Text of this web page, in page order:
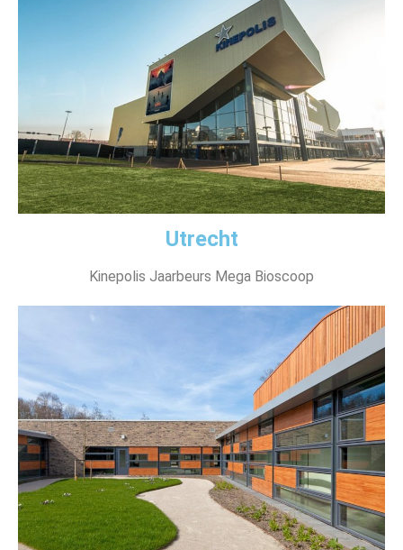
Utrecht
Kinepolis Jaarbeurs Mega Bioscoop